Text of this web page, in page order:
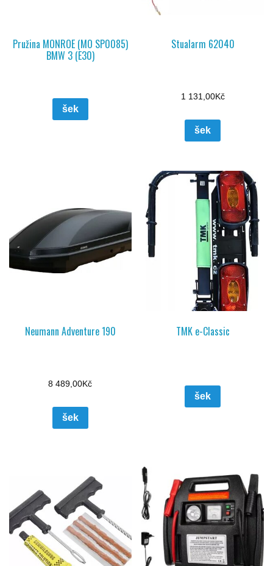
Pružina MONROE (MO SP0085)
BMW 3 (E30)
šek
Stualarm 62040
1 131,00Kč
šek
Neumann Adventure 190
8 489,00Kč
šek
TMK e-Classic
šek